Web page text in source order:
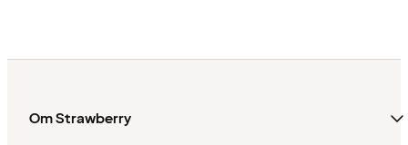
Om Strawberry